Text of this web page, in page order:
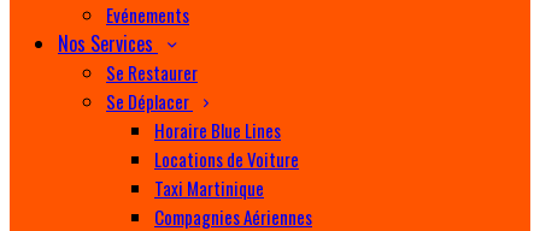
Evénements
Nos Services
Se Restaurer
Se Déplacer
Horaire Blue Lines
Locations de Voiture
Taxi Martinique
Compagnies Aériennes